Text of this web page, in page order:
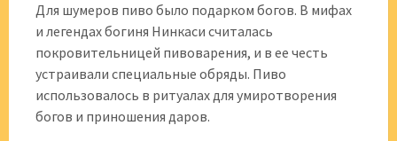
Для шумеров пиво было подарком богов. В мифах
и легендах богиня Нинкаси считалась
покровительницей пивоварения, и в ее честь
устраивали специальные обряды. Пиво
использовалось в ритуалах для умиротворения
богов и приношения даров.